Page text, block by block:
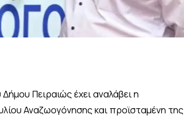
Πειραιώς έχει αναλάβει η
Αναζωογόνησης και προϊσταμένη της